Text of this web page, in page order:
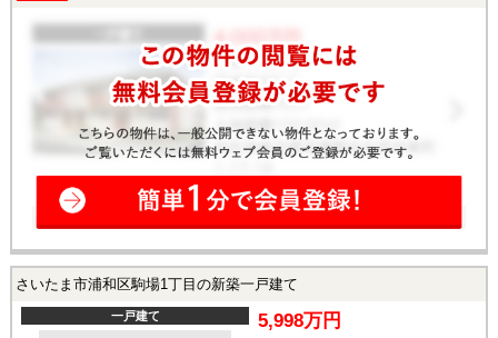
さいたま市浦和区駒場1丁目の新築一戸建て
一戸建て 5,998万円